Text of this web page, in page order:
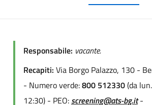
Responsabile: vacante.
Recapiti: Via Borgo Palazzo, 130 -
- Numero verde:800 512330(da
12:30) - PEO:screening@ats-bg.it-